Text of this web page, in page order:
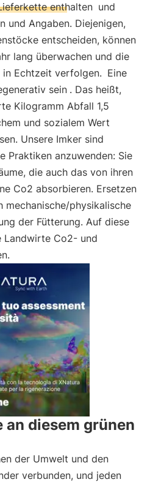
enthalten und
und Angaben. Diejenigen,
entscheiden, können
lang überwachen und die
Echtzeit verfolgen. Eine
sein . Das heißt,
Kilogramm Abfall 1,5
und sozialem Wert
Unsere Imker sind
Praktiken anzuwenden: Sie
die auch das von ihren
Co2 absorbieren. Ersetzen
mechanische/physikalische
der Fütterung. Auf diese
Landwirte Co2- und
an diesem grünen
der Umwelt und den
verbunden, und jeden